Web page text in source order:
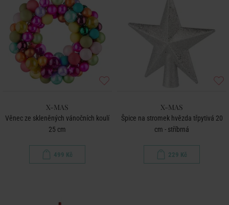
X-MAS
Věnec ze skleněných vánočních koulí
25 cm
499 Kč
X-MAS
Špice na stromek hvězda třpytivá 20
cm - stříbrná
229 Kč